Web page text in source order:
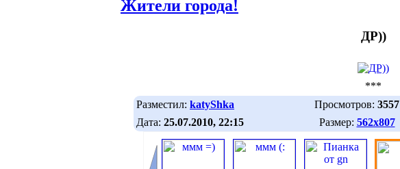
Жители города!
ДР))
***
Разместил: katyShka Просмотров: 3557
Дата: 25.07.2010, 22:15 Размер: 562х807